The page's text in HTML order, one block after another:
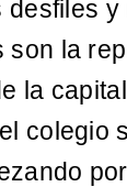
desfiles
son la
la
colegio